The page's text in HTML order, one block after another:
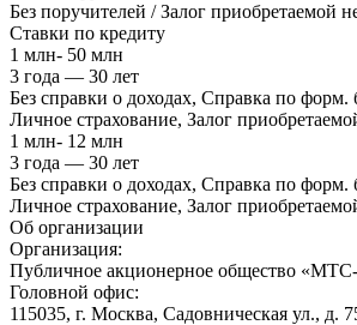
Без поручителей / Залог приобретаемой
Ставки по кредиту
1 млн- 50 млн
3 года — 30 лет
Без справки о доходах, Справка по
Личное страхование, Залог
1 млн- 12 млн
3 года — 30 лет
Без справки о доходах, Справка по
Личное страхование, Залог
Об организации
Организация:
Публичное акционерное общество
Головной офис:
115035, г. Москва, Садовническая ул., д.